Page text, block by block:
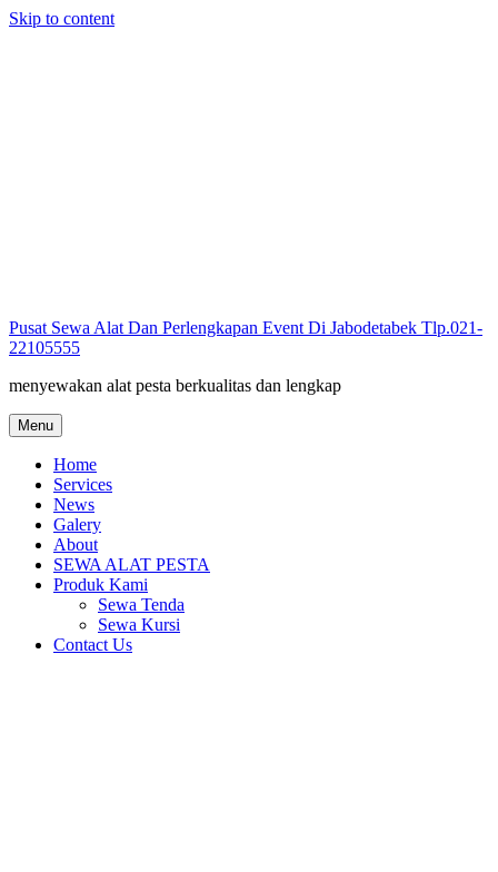
Skip to content
Pusat Sewa Alat Dan Perlengkapan Event Di Jabodetabek Tlp.021-
22105555
menyewakan alat pesta berkualitas dan lengkap
Menu
Home
Services
News
Galery
About
SEWA ALAT PESTA
Produk Kami
Sewa Tenda
Sewa Kursi
Contact Us